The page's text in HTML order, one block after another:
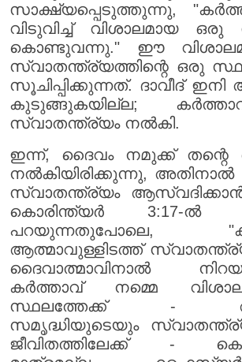
സാക്ഷ്യപ്പെടുത്തുന്നു,
വിടുവിച്ച് വിശാലമായ ഒരു
കൊണ്ടുവന്നു." ഈ
സ്വാതന്ത്ര്യത്തിന്റെ ഒരു
സൂചിപ്പിക്കുന്നത്. ദാവീദ്
കുടുങ്ങുകയില്ല;
സ്വാതന്ത്ര്യം നൽകി.
ഇന്ന്, ദൈവം നമുക്ക് തന്റെ
നൽകിയിരിക്കുന്നു,
സ്വാതന്ത്ര്യം
കൊരിന്ത്യർ 3:17-ൽ
പറയുന്നതുപോലെ,
ആത്മാവുള്ളിടത്ത്
ദൈവാത്മാവിനാൽ
കർത്താവ് നമ്മെ
സ്ഥലത്തേക്ക് -
സമൃദ്ധിയുടെയും
ജീവിതത്തിലേക്ക് -